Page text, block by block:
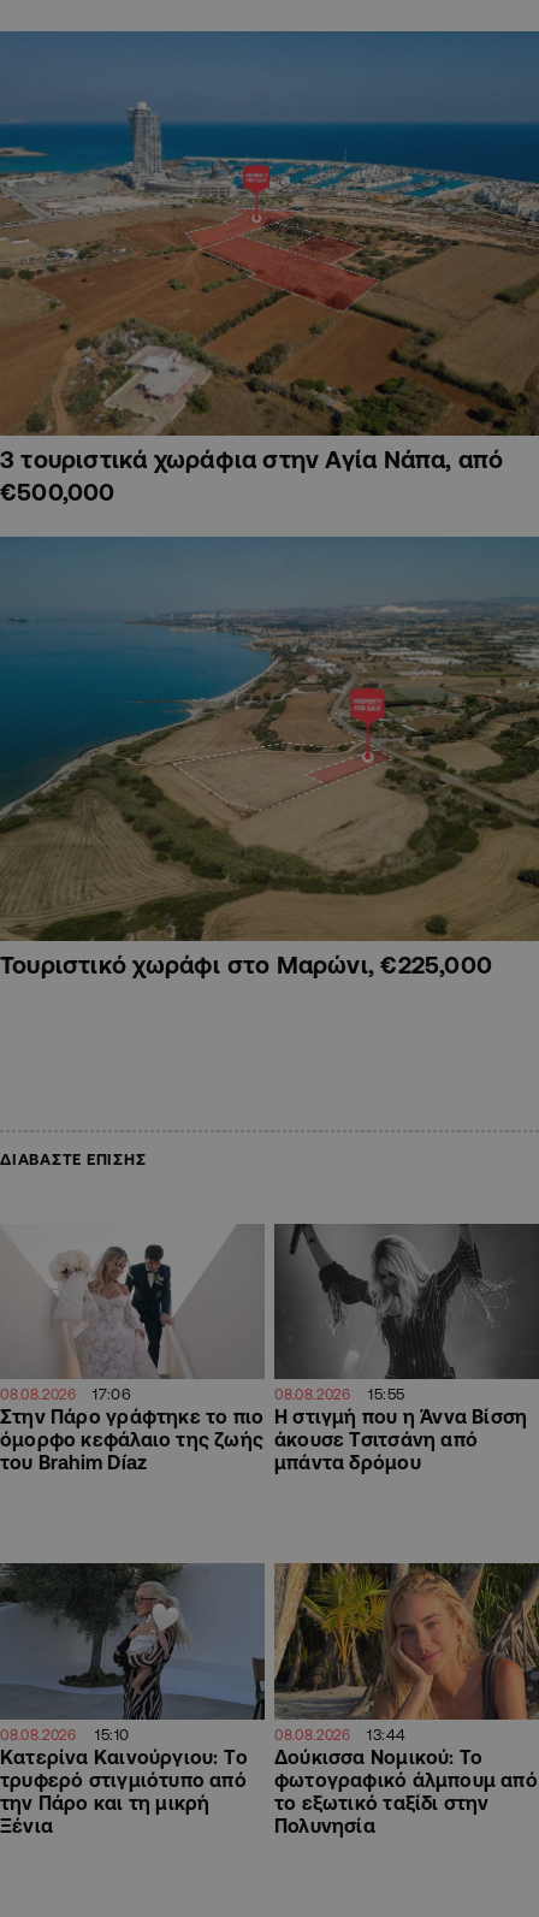
3 τουριστικά χωράφια στην Αγία Νάπα, από
€500,000
Τουριστικό χωράφι στο Μαρώνι, €225,000
ΔΙΑΒΑΣΤΕ ΕΠΙΣΗΣ
08.08.2026 17:06
Στην Πάρο γράφτηκε το πιο
όμορφο κεφάλαιο της ζωής
του Brahim Díaz
08.08.2026 15:55
H στιγμή που η Άννα Βίσση
άκουσε Τσιτσάνη από
μπάντα δρόμου
08.08.2026 15:10
Κατερίνα Καινούργιου: Tο
τρυφερό στιγμιότυπο από
την Πάρο και τη μικρή
Ξένια
08.08.2026 13:44
Δούκισσα Νομικού: Το
φωτογραφικό άλμπουμ από
το εξωτικό ταξίδι στην
Πολυνησία